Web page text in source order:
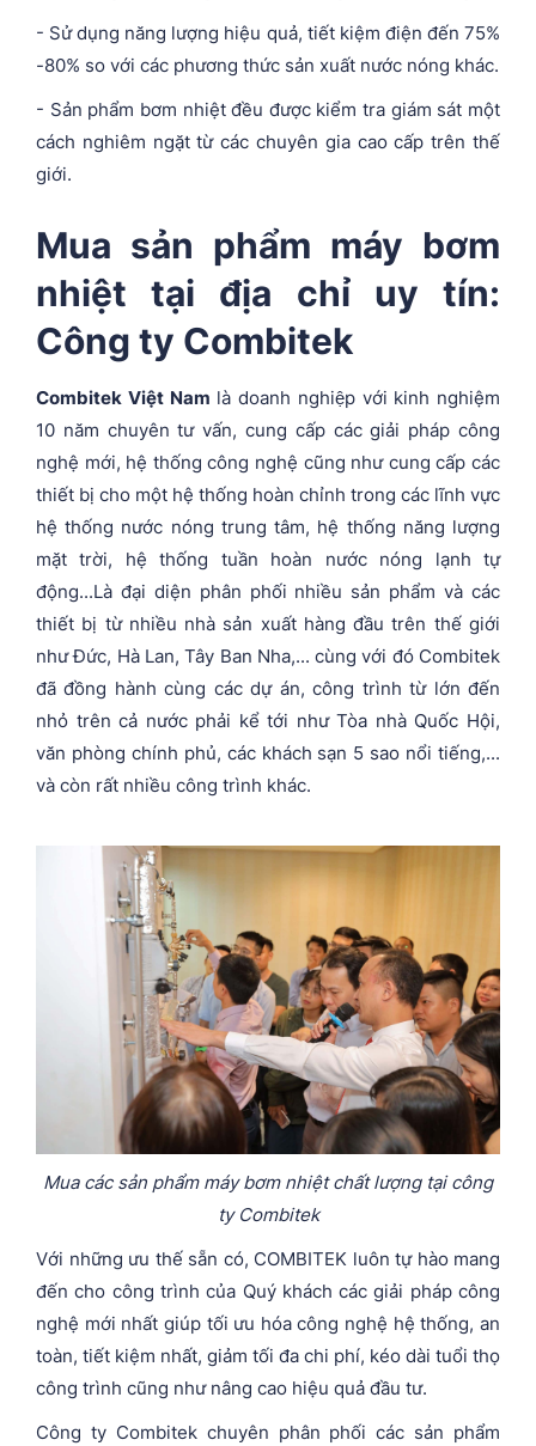
- Sử dụng năng lượng hiệu quả, tiết kiệm điện đến 75%
-80% so với các phương thức sản xuất nước nóng khác.
- Sản phẩm bơm nhiệt đều được kiểm tra giám sát một
cách nghiêm ngặt từ các chuyên gia cao cấp trên thế
giới.
Mua sản phẩm máy bơm
nhiệt tại địa chỉ uy tín:
Công ty Combitek
Combitek Việt Nam là doanh nghiệp với kinh nghiệm
10 năm chuyên tư vấn, cung cấp các giải pháp công
nghệ mới, hệ thống công nghệ cũng như cung cấp các
thiết bị cho một hệ thống hoàn chỉnh trong các lĩnh vực
hệ thống nước nóng trung tâm, hệ thống năng lượng
mặt trời, hệ thống tuần hoàn nước nóng lạnh tự
động...Là đại diện phân phối nhiều sản phẩm và các
thiết bị từ nhiều nhà sản xuất hàng đầu trên thế giới
như Đức, Hà Lan, Tây Ban Nha,... cùng với đó Combitek
đã đồng hành cùng các dự án, công trình từ lớn đến
nhỏ trên cả nước phải kể tới như Tòa nhà Quốc Hội,
văn phòng chính phủ, các khách sạn 5 sao nổi tiếng,...
và còn rất nhiều công trình khác.
Mua các sản phẩm máy bơm nhiệt chất lượng tại công
ty Combitek
Với những ưu thế sẵn có, COMBITEK luôn tự hào mang
đến cho công trình của Quý khách các giải pháp công
nghệ mới nhất giúp tối ưu hóa công nghệ hệ thống, an
toàn, tiết kiệm nhất, giảm tối đa chi phí, kéo dài tuổi thọ
công trình cũng như nâng cao hiệu quả đầu tư.
Công ty Combitek chuyên phân phối các sản phẩm